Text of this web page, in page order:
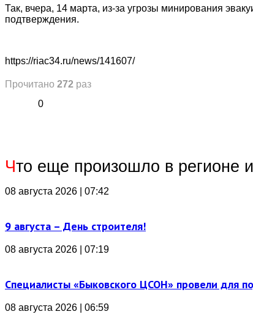
Так, вчера, 14 марта, из-за угрозы минирования
подтверждения.
https://riac34.ru/news/141607/
Прочитано 272 раз
0
Что еще произошло в регионе
08 августа 2026 | 07:42
9 августа – День строителя!
08 августа 2026 | 07:19
Специалисты «Быковского ЦСОН» провели для
08 августа 2026 | 06:59